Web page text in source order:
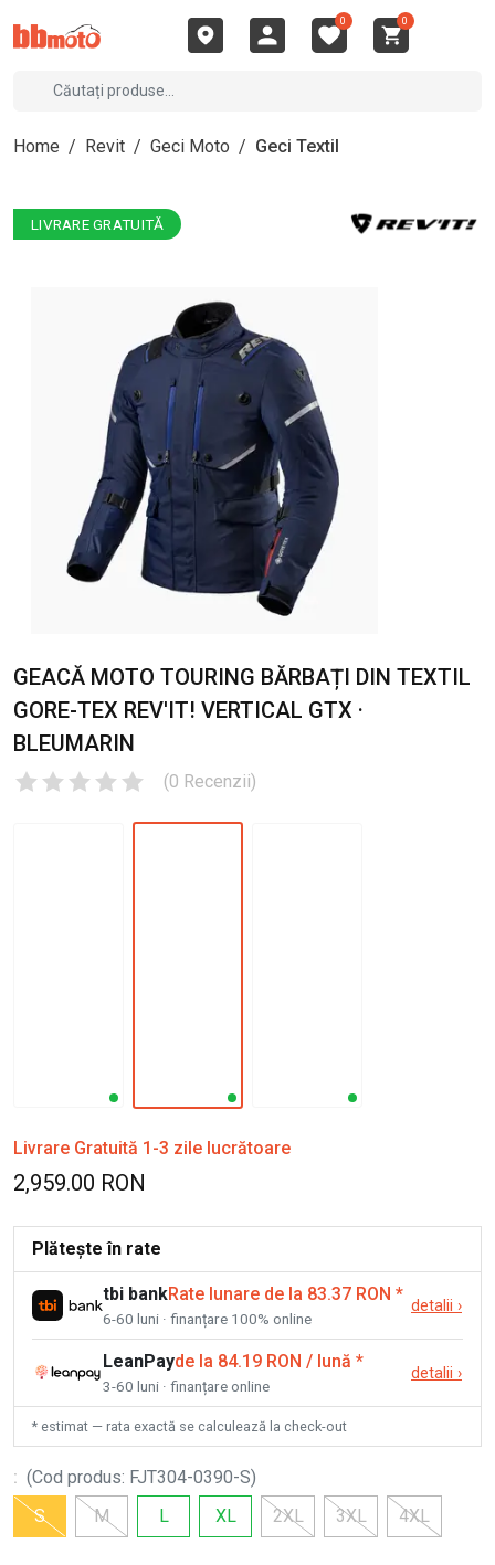
0 0
Home / Revit / Geci Moto / Geci Textil
LIVRARE GRATUITĂ
GEACĂ MOTO TOURING BĂRBAȚI DIN TEXTIL
GORE-TEX REV'IT! VERTICAL GTX ·
BLEUMARIN
(0 Recenzii)
Livrare Gratuită 1-3 zile lucrătoare
2,959.00 RON
Plătește în rate
tbi bankRate lunare de la 83.37 RON *
6-60 luni · finanțare 100% online
detalii ›
LeanPayde la 84.19 RON / lună *
3-60 luni · finanțare online
detalii ›
* estimat — rata exactă se calculează la check-out
: (Cod produs: FJT304-0390-S)
S
M L XL 2XL 3XL 4XL